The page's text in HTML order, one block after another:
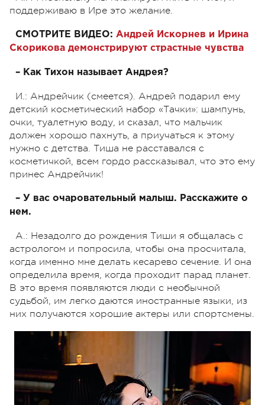
поддерживаю в Ире это желание.
СМОТРИТЕ ВИДЕО: Андрей Искорнев и Ирина
Скорикова демонстрируют страстные чувства
– Как Тихон называет Андрея?
И.: Андрейчик (смеется). Андрей подарил ему
детский косметический набор «Тачки»: шампунь,
очки, туалетную воду, и сказал, что мальчик
должен хорошо пахнуть, а приучаться к этому
нужно с детства. Тиша не расставался с
косметичкой, всем гордо рассказывал, что это ему
принес Андрейчик!
– У вас очаровательный малыш. Расскажите о
нем.
А.: Незадолго до рождения Тиши я общалась с
астрологом и попросила, чтобы она просчитала,
когда именно мне делать кесарево сечение. И она
определила время, когда проходит парад планет.
В это время появляются люди с необычной
судьбой, им легко даются иностранные языки, из
них получаются хорошие актеры или спортсмены.